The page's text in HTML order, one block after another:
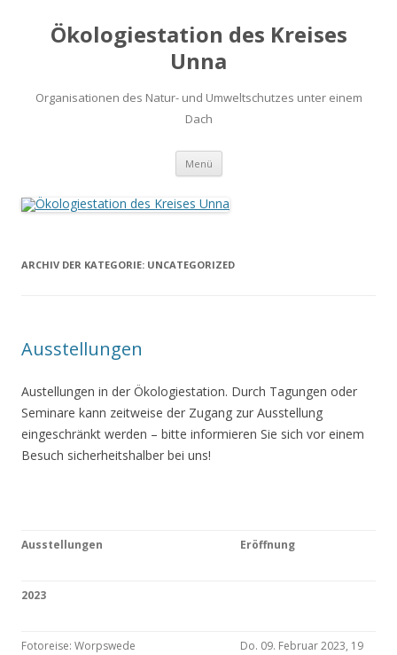
Ökologiestation des Kreises
Unna
Organisationen des Natur- und Umweltschutzes unter einem
Dach
Menü Zum
springen
ARCHIV DER KATEGORIE: UNCATEGORIZED
Ausstellungen
Austellungen in der Ökologiestation. Durch Tagungen oder
Seminare kann zeitweise der Zugang zur Ausstellung
eingeschränkt werden – bitte informieren Sie sich vor einem
Besuch sicherheitshalber bei uns!
Ausstellungen Eröffnung
2023
Fotoreise: Worpswede
Do. 09. Februar 2023, 19